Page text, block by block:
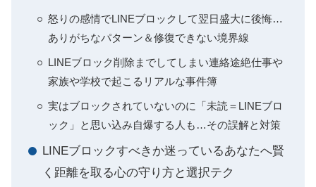
怒りの感情でLINEブロックして翌日盛大に後悔…
ありがちなパターン＆修復できない境界線
LINEブロック削除までしてしまい連絡途絶仕事や
家族や学校で起こるリアルな事件簿
実はブロックされていないのに「未読＝LINEブロ
ック」と思い込み自爆する人も…その誤解と対策
LINEブロックすべきか迷っているあなたへ賢
く距離を取る心の守り方と選択テク